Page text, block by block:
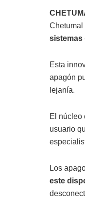
Chetumal
sistemas
Esta
apagón
lejanía.
El núcleo
usuario
Los
este